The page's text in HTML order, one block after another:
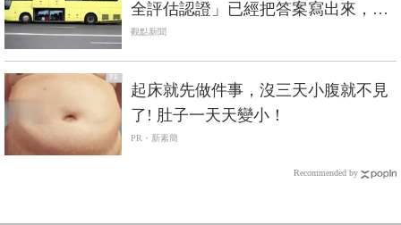
全評估認證」已經把答案寫出來，台
灣連抄都不會？
觀點新聞
PR
起床就先做件事，沒三天小腹就不見
了! 肚子一天天變小！
PR・新素簡
Recommended by